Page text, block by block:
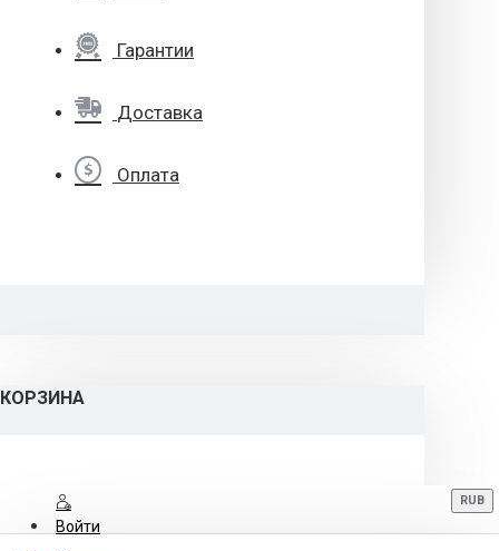
Гарантии
Доставка
Оплата
КОРЗИНА
Войти
RUB